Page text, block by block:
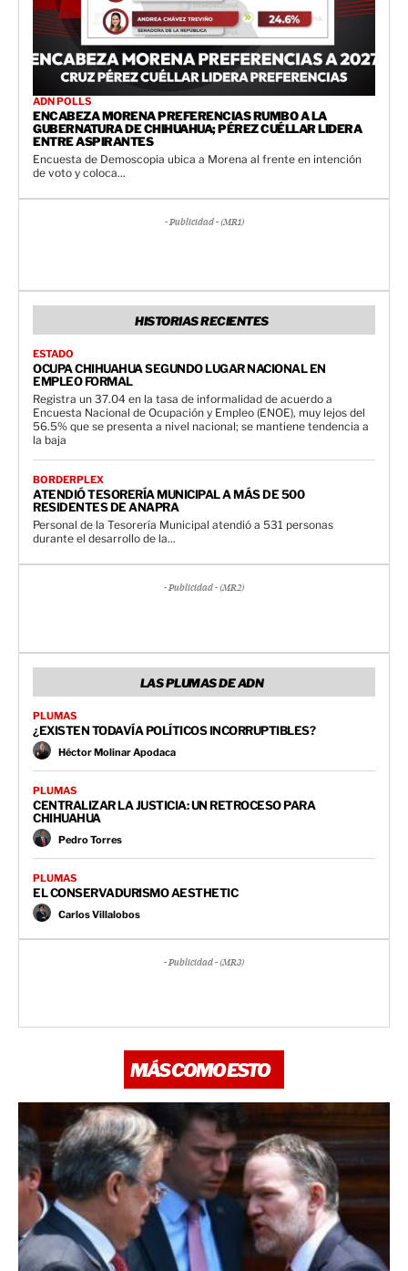
ADN POLLS
ENCABEZA MORENA PREFERENCIAS RUMBO A LA
GUBERNATURA DE CHIHUAHUA; PÉREZ CUÉLLAR LIDERA
ENTRE ASPIRANTES
Encuesta de Demoscopia ubica a Morena al frente en intención
de voto y coloca...
- Publicidad - (MR1)
HISTORIAS RECIENTES
ESTADO
OCUPA CHIHUAHUA SEGUNDO LUGAR NACIONAL EN
EMPLEO FORMAL
Registra un 37.04 en la tasa de informalidad de acuerdo a
Encuesta Nacional de Ocupación y Empleo (ENOE), muy lejos del
56.5% que se presenta a nivel nacional; se mantiene tendencia a
la baja
BORDERPLEX
ATENDIÓ TESORERÍA MUNICIPAL A MÁS DE 500
RESIDENTES DE ANAPRA
Personal de la Tesorería Municipal atendió a 531 personas
durante el desarrollo de la...
- Publicidad - (MR2)
LAS PLUMAS DE ADN
PLUMAS
¿EXISTEN TODAVÍA POLÍTICOS INCORRUPTIBLES?
Héctor Molinar Apodaca
PLUMAS
CENTRALIZAR LA JUSTICIA: UN RETROCESO PARA
CHIHUAHUA
Pedro Torres
PLUMAS
EL CONSERVADURISMO AESTHETIC
Carlos Villalobos
- Publicidad - (MR3)
MÁS COMO ESTO